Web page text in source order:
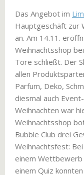
Das Angebot im
Hauptgeschäft zur
an. Am 14.11.
Weihnachtsshop
Tore schließt. Der
allen
Parfum, Deko,
diesmal auch
Weihnachten war
Weihnachtsshop
Bubble Club drei
Weihnachtsfest:
einem
einem Quiz